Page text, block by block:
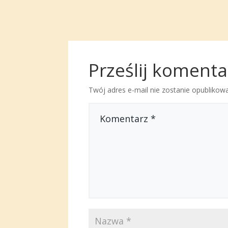
Prześlij
Twój adres e-mail nie zostanie